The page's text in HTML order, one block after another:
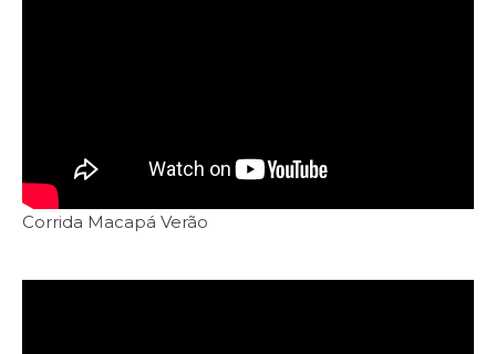
Corrida Macapá Verão